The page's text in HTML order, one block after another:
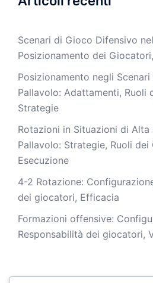
Scenari di Gioco Difensivo
Posizionamento dei
Posizionamento negli
Pallavolo: Adattamenti, Ruoli
Strategie
Rotazioni in Situazioni di Alta
Pallavolo: Strategie, Ruoli dei
Esecuzione
4-2 Rotazione:
dei giocatori, Efficacia
Formazioni offensive:
Responsabilità dei giocatori,